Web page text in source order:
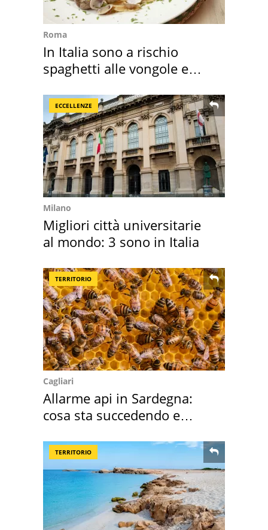
Roma
In Italia sono a rischio
spaghetti alle vongole e
ECCELLENZE
Milano
Migliori città universitarie
al mondo: 3 sono in Italia
TERRITORIO
Cagliari
Allarme api in Sardegna:
cosa sta succedendo e
TERRITORIO